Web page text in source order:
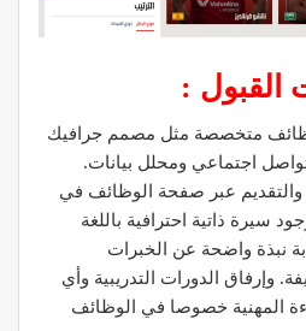
القبول :
وظائف متخصصة مثل مصمم جرافيك
اجتماعي ومحلل بيانات.
والتقديم عبر صفحة الوظائف في
سيرة ذاتية احترافية باللغة
نبذة واضحة عن الخبرات
وإرفاق الدورات التدريبية وأي
المهنية خصوصا في الوظائف